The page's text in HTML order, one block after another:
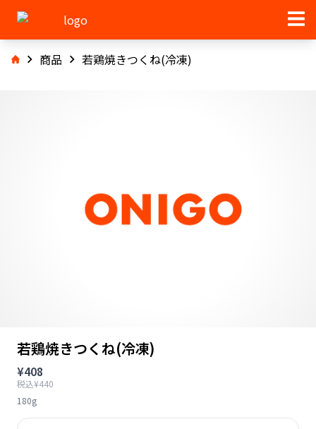
商品 若鶏焼きつくね(冷凍)
若鶏焼きつくね(冷凍)
¥408
税込¥440
180g